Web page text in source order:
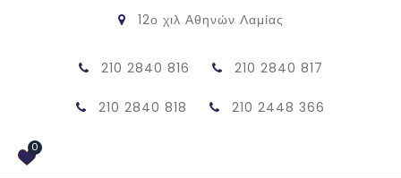
12ο χιλ Αθηνών Λαμίας
210 2840 816 210 2840 817
210 2840 818 210 2448 366
0